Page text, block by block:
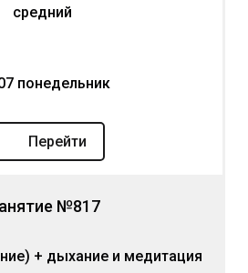
средний
понедельник
Перейти
№817
+ дыхание и медитация